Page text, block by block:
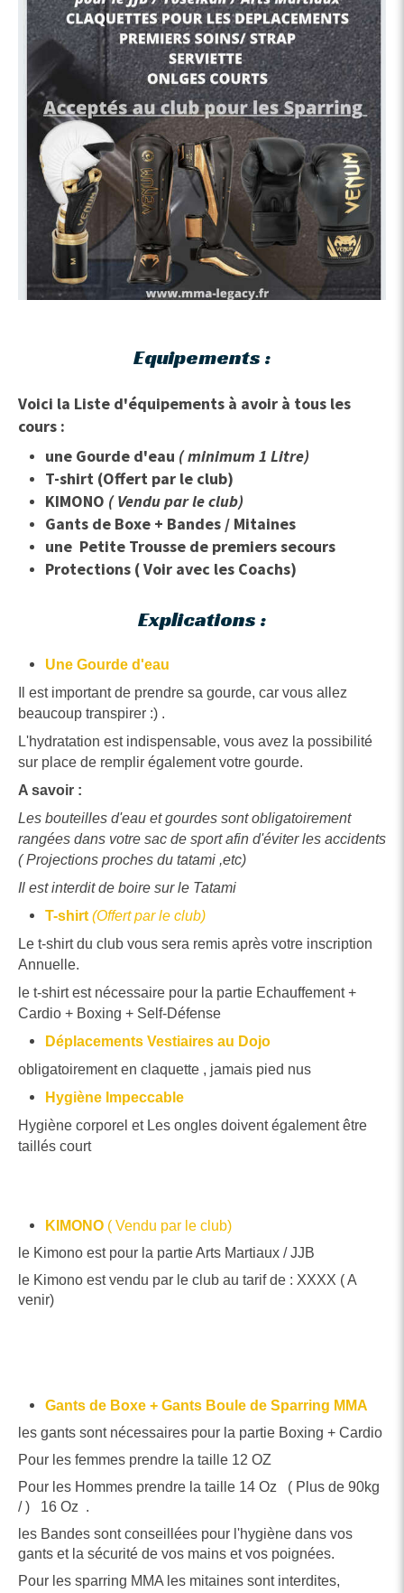
Equipements :
Voici la Liste d'équipements à avoir à tous les
cours :
une Gourde d'eau ( minimum 1 Litre)
T-shirt (Offert par le club)
KIMONO ( Vendu par le club)
Gants de Boxe + Bandes / Mitaines
une Petite Trousse de premiers secours
Protections ( Voir avec les Coachs)
Explications :
Une Gourde d'eau
Il est important de prendre sa gourde, car vous allez
beaucoup transpirer :) .
L'hydratation est indispensable, vous avez la possibilité
sur place de remplir également votre gourde.
A savoir :
Les bouteilles d'eau et gourdes sont obligatoirement
rangées dans votre sac de sport afin d'éviter les accidents
( Projections proches du tatami ,etc)
Il est interdit de boire sur le Tatami
T-shirt (Offert par le club)
Le t-shirt du club vous sera remis après votre inscription
Annuelle.
le t-shirt est nécessaire pour la partie Echauffement +
Cardio + Boxing + Self-Défense
Déplacements Vestiaires au Dojo
obligatoirement en claquette , jamais pied nus
Hygiène Impeccable
Hygiène corporel et Les ongles doivent également être
taillés court
KIMONO ( Vendu par le club)
le Kimono est pour la partie Arts Martiaux / JJB
le Kimono est vendu par le club au tarif de : XXXX ( A
venir)
Gants de Boxe + Gants Boule de Sparring MMA
les gants sont nécessaires pour la partie Boxing + Cardio
Pour les femmes prendre la taille 12 OZ
Pour les Hommes prendre la taille 14 Oz ( Plus de 90kg
/ ) 16 Oz .
les Bandes sont conseillées pour l'hygiène dans vos
gants et la sécurité de vos mains et vos poignées.
Pour les sparring MMA les mitaines sont interdites,